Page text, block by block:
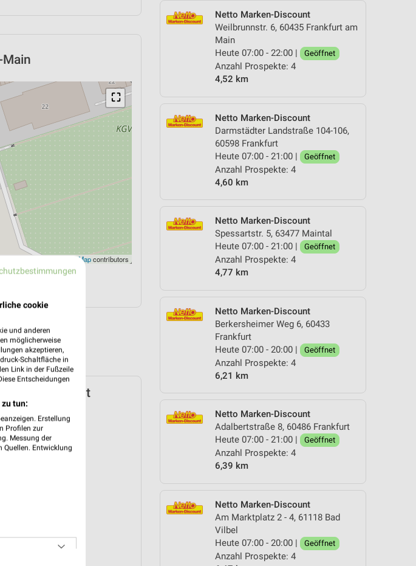
Netto Marken-Discount
Weilbrunnstr. 6, 60435 Frankfurt am
Main
Heute 07:00 - 22:00 |
Geöffnet
Anzahl Prospekte: 4
4,52 km
Netto Marken-Discount
Darmstädter Landstraße 104-106,
60598 Frankfurt
Heute 07:00 - 21:00 |
Geöffnet
Anzahl Prospekte: 4
4,60 km
Netto Marken-Discount
Spessartstr. 5, 63477 Maintal
Heute 07:00 - 21:00 |
Geöffnet
Anzahl Prospekte: 4
4,77 km
Netto Marken-Discount
Berkersheimer Weg 6, 60433
Frankfurt
Heute 07:00 - 20:00 |
Geöffnet
Anzahl Prospekte: 4
6,21 km
Netto Marken-Discount
Adalbertstraße 8, 60486 Frankfurt
Heute 07:00 - 21:00 |
Geöffnet
Anzahl Prospekte: 4
6,39 km
Netto Marken-Discount
Am Marktplatz 2 - 4, 61118 Bad
Vilbel
Heute 07:00 - 20:00 |
Geöffnet
Anzahl Prospekte: 4
⛶
OpenStreetMapcontributors
für Frankfurt
cookie
und anderen
möglicherweise
akzeptieren,
Schaltfläche in
Link in der Fußzeile
Entscheidungen
tun:
Erstellung
Profilen zur
Messung der
Quellen. Entwicklung